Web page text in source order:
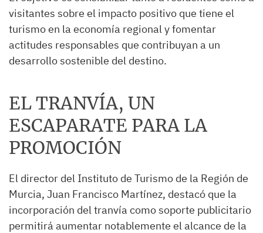
visitantes sobre el impacto positivo que tiene el
turismo en la economía regional y fomentar
actitudes responsables que contribuyan a un
desarrollo sostenible del destino.
EL TRANVÍA, UN
ESCAPARATE PARA LA
PROMOCIÓN
El director del Instituto de Turismo de la Región de
Murcia, Juan Francisco Martínez, destacó que la
incorporación del tranvía como soporte publicitario
permitirá aumentar notablemente el alcance de la